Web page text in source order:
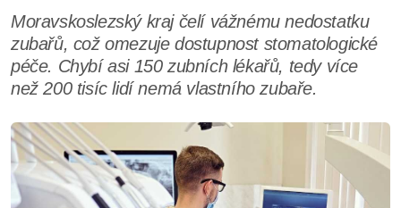
Moravskoslezský kraj čelí vážnému nedostatku
zubařů, což omezuje dostupnost stomatologické
péče. Chybí asi 150 zubních lékařů, tedy více
než 200 tisíc lidí nemá vlastního zubaře.